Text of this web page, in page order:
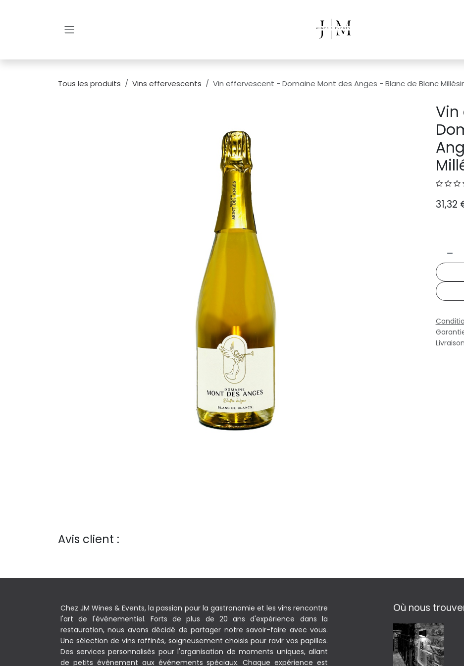
Tous les produits Vins effervescents Vin effervescent - Domaine Mont des Anges - Blanc de Blanc
31,32
Avis client :
Où nous
Chez JM Wines & Events, la passion pour la gastronomie et les vins rencontre
l'art de l'événementiel. Forts de plus de 20 ans d'expérience dans la
restauration, nous avons décidé de partager notre savoir-faire avec vous.
Une sélection de vins raffinés, soigneusement choisis pour ravir vos papilles.
Des services personnalisés pour l'organisation de moments uniques, allant
de petits évènement aux événements spéciaux. Chaque expérience est